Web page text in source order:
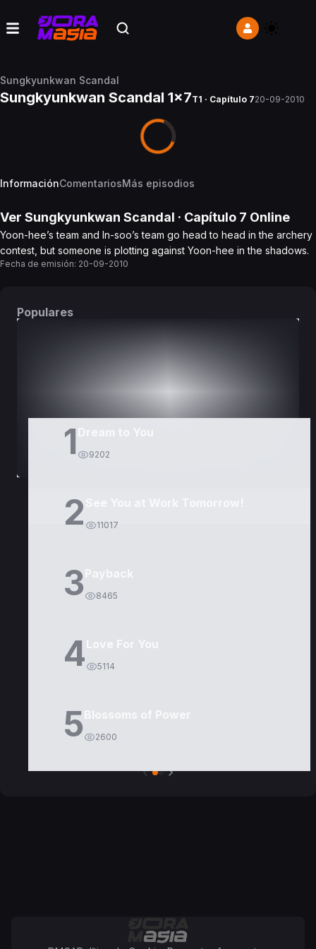
Sungkyunkwan Scandal
Sungkyunkwan Scandal 1x7T1 · Capítulo 720-09-2010
InformaciónComentariosMás episodios
Ver Sungkyunkwan Scandal · Capítulo 7 Online
Yoon-hee’s team and In-soo’s team go head to head in the archery
contest, but someone is plotting against Yoon-hee in the shadows.
Fecha de emisión: 20-09-2010
Populares
1 9202
2 11017
3Payback
8465
4Love For You
5114
5Blossoms of Power
2600